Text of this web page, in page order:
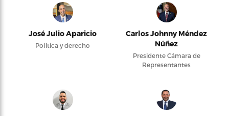
José Julio Aparicio
Política y derecho
Carlos Johnny Méndez
Núñez
Presidente Cámara de
Representantes